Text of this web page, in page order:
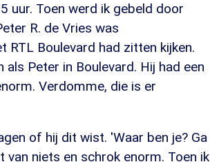
uur. Toen werd ik gebeld door
R. de Vries was
Boulevard had zitten kijken.
Peter in Boulevard. Hij had een
Verdomme, die is er
of hij dit wist. 'Waar ben je? Ga
niets en schrok enorm. Toen ik